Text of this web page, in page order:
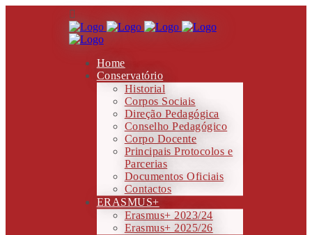
Home
Conservatório
Historial
Corpos Sociais
Direção Pedagógica
Conselho Pedagógico
Corpo Docente
Principais Protocolos e
Parcerias
Documentos Oficiais
Contactos
ERASMUS+
Erasmus+ 2023/24
Erasmus+ 2025/26